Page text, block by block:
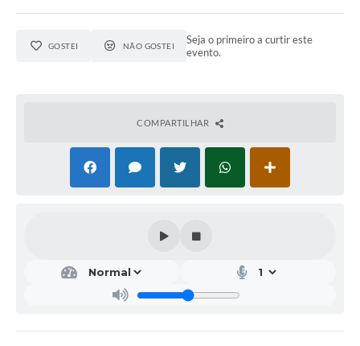
GOSTEI NÃO GOSTEI
Seja o primeiro a curtir este
evento.
COMPARTILHAR